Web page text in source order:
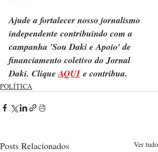
Ajude a fortalecer nosso jornalismo
independente contribuindo com a
campanha 'Sou Daki e Apoio' de
financiamento coletivo do Jornal
Daki. Clique AQUI e contribua.
POLÍTICA
Posts Relacionados Ver tudo